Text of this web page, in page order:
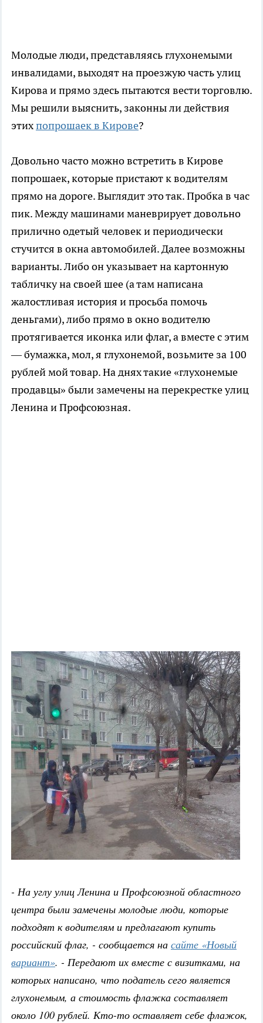
Молодые люди, представляясь глухонемыми
инвалидами, выходят на проезжую часть улиц
Кирова и прямо здесь пытаются вести торговлю.
Мы решили выяснить, законны ли действия
этихпопрошаек в Кирове?
Довольно часто можно встретить в Кирове
попрошаек, которые пристают к водителям
прямо на дороге. Выглядит это так. Пробка в час
пик. Между машинами маневрирует довольно
прилично одетый человек и периодически
стучится в окна автомобилей. Далее возможны
варианты. Либо он указывает на картонную
табличку на своей шее (а там написана
жалостливая история и просьба помочь
деньгами), либо прямо в окно водителю
протягивается иконка или флаг, а вместе с этим
— бумажка, мол, я глухонемой, возьмите за 100
рублей мой товар. На днях такие «глухонемые
продавцы» были замечены на перекрестке улиц
Ленина и Профсоюзная.
- На углу улиц Ленина и Профсоюзной областного
центра были замечены молодые люди, которые
подходят к водителям и предлагают купить
российский флаг, - сообщается на сайте «Новый
вариант». - Передают их вместе с визитками, на
которых написано, что податель сего является
глухонемым, а стоимость флажка составляет
около 100 рублей. Кто-то оставляет себе флажок,